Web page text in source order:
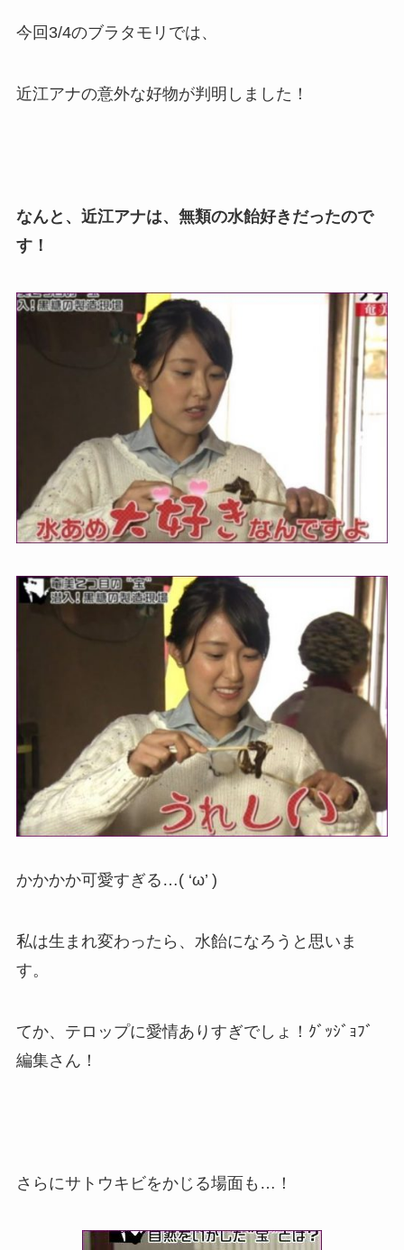
今回3/4のブラタモリでは、
近江アナの意外な好物が判明しました！
なんと、近江アナは、無類の水飴好きだったので
す！
かかかか可愛すぎる…( ‘ω’ )
私は生まれ変わったら、水飴になろうと思いま
す。
てか、テロップに愛情ありすぎでしょ！ｸﾞｯｼﾞｮﾌﾞ
編集さん！
さらにサトウキビをかじる場面も…！